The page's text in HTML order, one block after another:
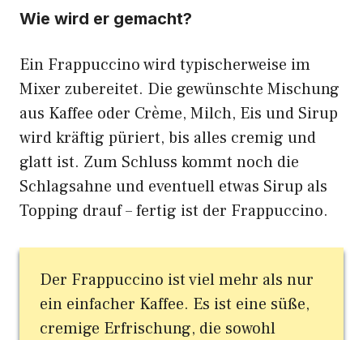
Wie wird er gemacht?
Ein Frappuccino wird typischerweise im
Mixer zubereitet. Die gewünschte Mischung
aus Kaffee oder Crème, Milch, Eis und Sirup
wird kräftig püriert, bis alles cremig und
glatt ist. Zum Schluss kommt noch die
Schlagsahne und eventuell etwas Sirup als
Topping drauf – fertig ist der Frappuccino.
Der Frappuccino ist viel mehr als nur
ein einfacher Kaffee. Es ist eine süße,
cremige Erfrischung, die sowohl